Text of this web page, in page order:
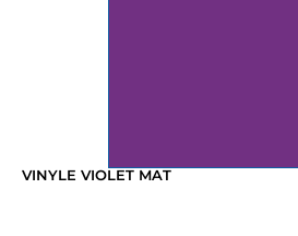
VINYLE VIOLET MAT